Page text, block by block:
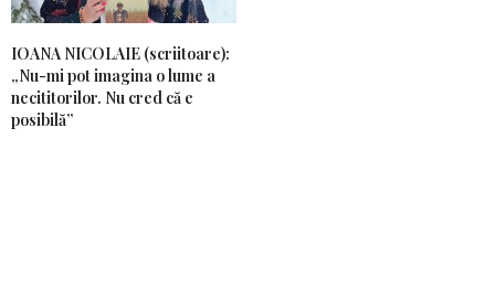
IOANA NICOLAIE (scriitoare):
„Nu-mi pot imagina o lume a
necititorilor. Nu cred că e
posibilă”